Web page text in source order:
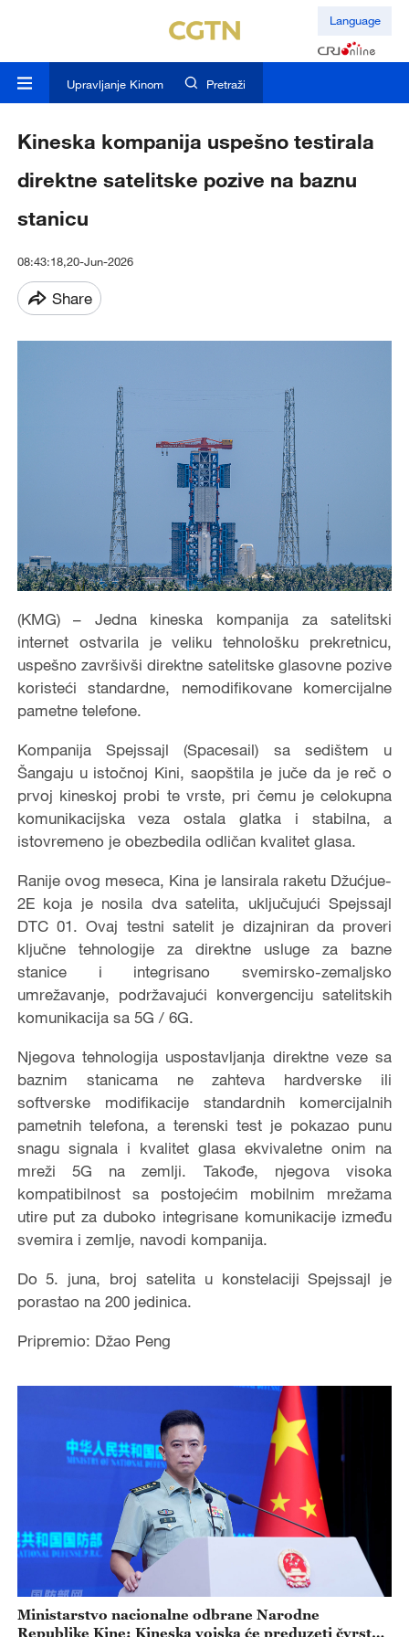
Language
Upravljanje Kinom Pretraži
Kineska kompanija uspešno testirala
direktne satelitske pozive na baznu
stanicu
08:43:18,20-Jun-2026
Share
(KMG) – Jedna kineska kompanija za satelitski
internet ostvarila je veliku tehnološku prekretnicu,
uspešno završivši direktne satelitske glasovne pozive
koristeći standardne, nemodifikovane komercijalne
pametne telefone.
Kompanija Spejssajl (Spacesail) sa sedištem u
Šangaju u istočnoj Kini, saopštila je juče da je reč o
prvoj kineskoj probi te vrste, pri čemu je celokupna
komunikacijska veza ostala glatka i stabilna, a
istovremeno je obezbedila odličan kvalitet glasa.
Ranije ovog meseca, Kina je lansirala raketu Džućjue-
2E koja je nosila dva satelita, uključujući Spejssajl
DTC 01. Ovaj testni satelit je dizajniran da proveri
ključne tehnologije za direktne usluge za bazne
stanice i integrisano svemirsko-zemaljsko
umrežavanje, podržavajući konvergenciju satelitskih
komunikacija sa 5G / 6G.
Njegova tehnologija uspostavljanja direktne veze sa
baznim stanicama ne zahteva hardverske ili
softverske modifikacije standardnih komercijalnih
pametnih telefona, a terenski test je pokazao punu
snagu signala i kvalitet glasa ekvivaletne onim na
mreži 5G na zemlji. Takođe, njegova visoka
kompatibilnost sa postojećim mobilnim mrežama
utire put za duboko integrisane komunikacije između
svemira i zemlje, navodi kompanija.
Do 5. juna, broj satelita u konstelaciji Spejssajl je
porastao na 200 jedinica.
Pripremio: Džao Peng
Ministarstvo nacionalne odbrane Narodne
Republike Kine: Kineska vojska će preduzeti čvrste